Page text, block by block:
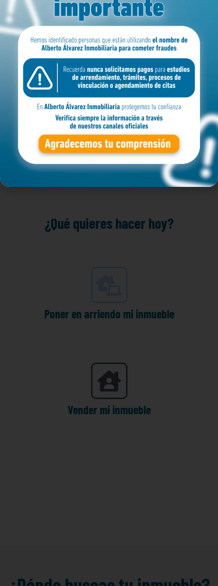
ZONA
BARRIO
APARTAMENTO
Filtro avanzado Buscar
¿Qué quieres hacer hoy?
Poner en arriendo mi inmueble
Vender mi inmueble